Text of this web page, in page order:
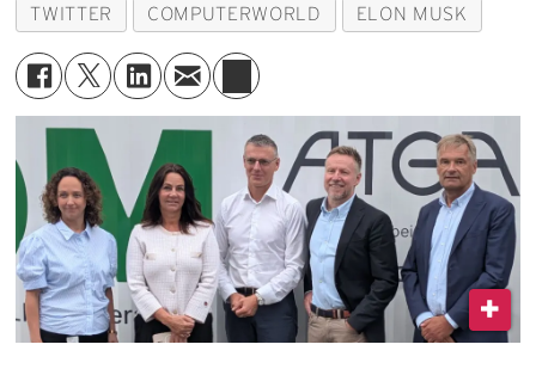
TWITTER COMPUTERWORLD ELON MUSK